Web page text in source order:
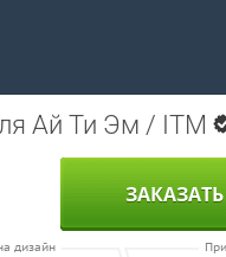
Ай Ти Эм / ITM
дизайн